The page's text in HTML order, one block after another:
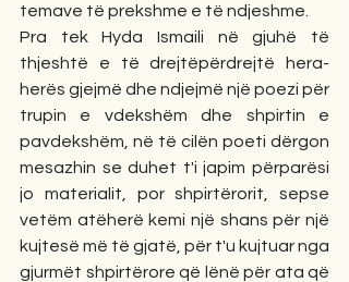
temave të prekshme e të ndjeshme.
Pra tek Hyda Ismaili në gjuhë të
thjeshtë e të drejtëpërdrejtë hera-
herës gjejmë dhe ndjejmë një poezi për
trupin e vdekshëm dhe shpirtin e
pavdekshëm, në të cilën poeti dërgon
mesazhin se duhet t'i japim përparësi
jo materialit, por shpirtërorit, sepse
vetëm atëherë kemi një shans për një
kujtesë më të gjatë, për t'u kujtuar nga
gjurmët shpirtërore që lënë për ata që